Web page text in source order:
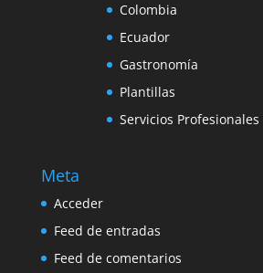
Colombia
Ecuador
Gastronomía
Plantillas
Servicios Profesionales
Meta
Acceder
Feed de entradas
Feed de comentarios